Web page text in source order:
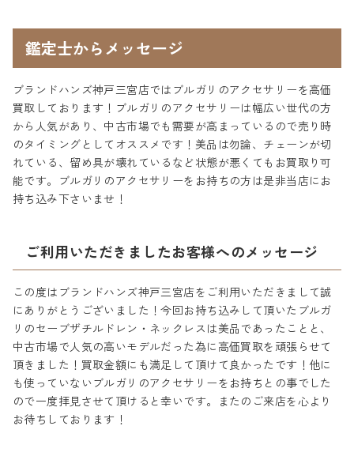
鑑定士からメッセージ
ブランドハンズ神戸三宮店ではブルガリのアクセサリーを高価
買取しております！ブルガリのアクセサリーは幅広い世代の方
から人気があり、中古市場でも需要が高まっているので売り時
のタイミングとしてオススメです！美品は勿論、チェーンが切
れている、留め具が壊れているなど状態が悪くてもお買取り可
能です。ブルガリのアクセサリーをお持ちの方は是非当店にお
持ち込み下さいませ！
ご利用いただきましたお客様へのメッセージ
この度はブランドハンズ神戸三宮店をご利用いただきまして誠
にありがとうございました！今回お持ち込みして頂いたブルガ
リのセーブザチルドレン・ネックレスは美品であったことと、
中古市場で人気の高いモデルだった為に高価買取を頑張らせて
頂きました！買取金額にも満足して頂けて良かったです！他に
も使っていないブルガリのアクセサリーをお持ちとの事でした
ので一度拝見させて頂けると幸いです。またのご来店を心より
お待ちしております！